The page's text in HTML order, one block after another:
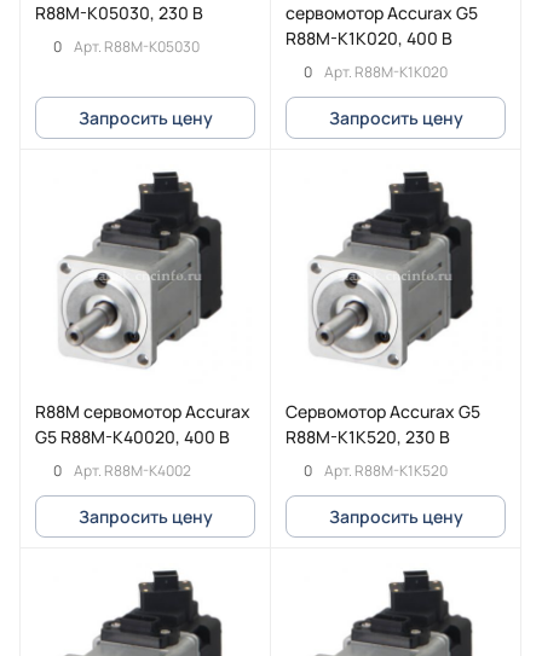
R88M-K05030, 230 В
0 Арт. R88M-K05030
Запросить цену
сервомотор Accurax G5
R88M-K1K020, 400 В
0 Арт. R88M-K1K020
Запросить цену
R88M сервомотор Accurax
G5 R88M-K40020, 400 В
0 Арт. R88M-K4002
Запросить цену
Сервомотор Accurax G5
R88M-K1K520, 230 В
0 Арт. R88M-K1K520
Запросить цену